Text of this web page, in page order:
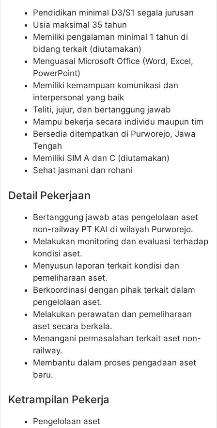
Pendidikan minimal D3/S1 segala jurusan
Usia maksimal 35 tahun
Memiliki pengalaman minimal 1 tahun di
bidang terkait (diutamakan)
Menguasai Microsoft Office (Word, Excel,
PowerPoint)
Memiliki kemampuan komunikasi dan
interpersonal yang baik
Teliti, jujur, dan bertanggung jawab
Mampu bekerja secara individu maupun tim
Bersedia ditempatkan di Purworejo, Jawa
Tengah
Memiliki SIM A dan C (diutamakan)
Sehat jasmani dan rohani
Detail Pekerjaan
Bertanggung jawab atas pengelolaan aset
non-railway PT KAI di wilayah Purworejo.
Melakukan monitoring dan evaluasi terhadap
kondisi aset.
Menyusun laporan terkait kondisi dan
pemeliharaan aset.
Berkoordinasi dengan pihak terkait dalam
pengelolaan aset.
Melakukan perawatan dan pemeliharaan
aset secara berkala.
Menangani permasalahan terkait aset non-
railway.
Membantu dalam proses pengadaan aset
baru.
Ketrampilan Pekerja
Pengelolaan aset